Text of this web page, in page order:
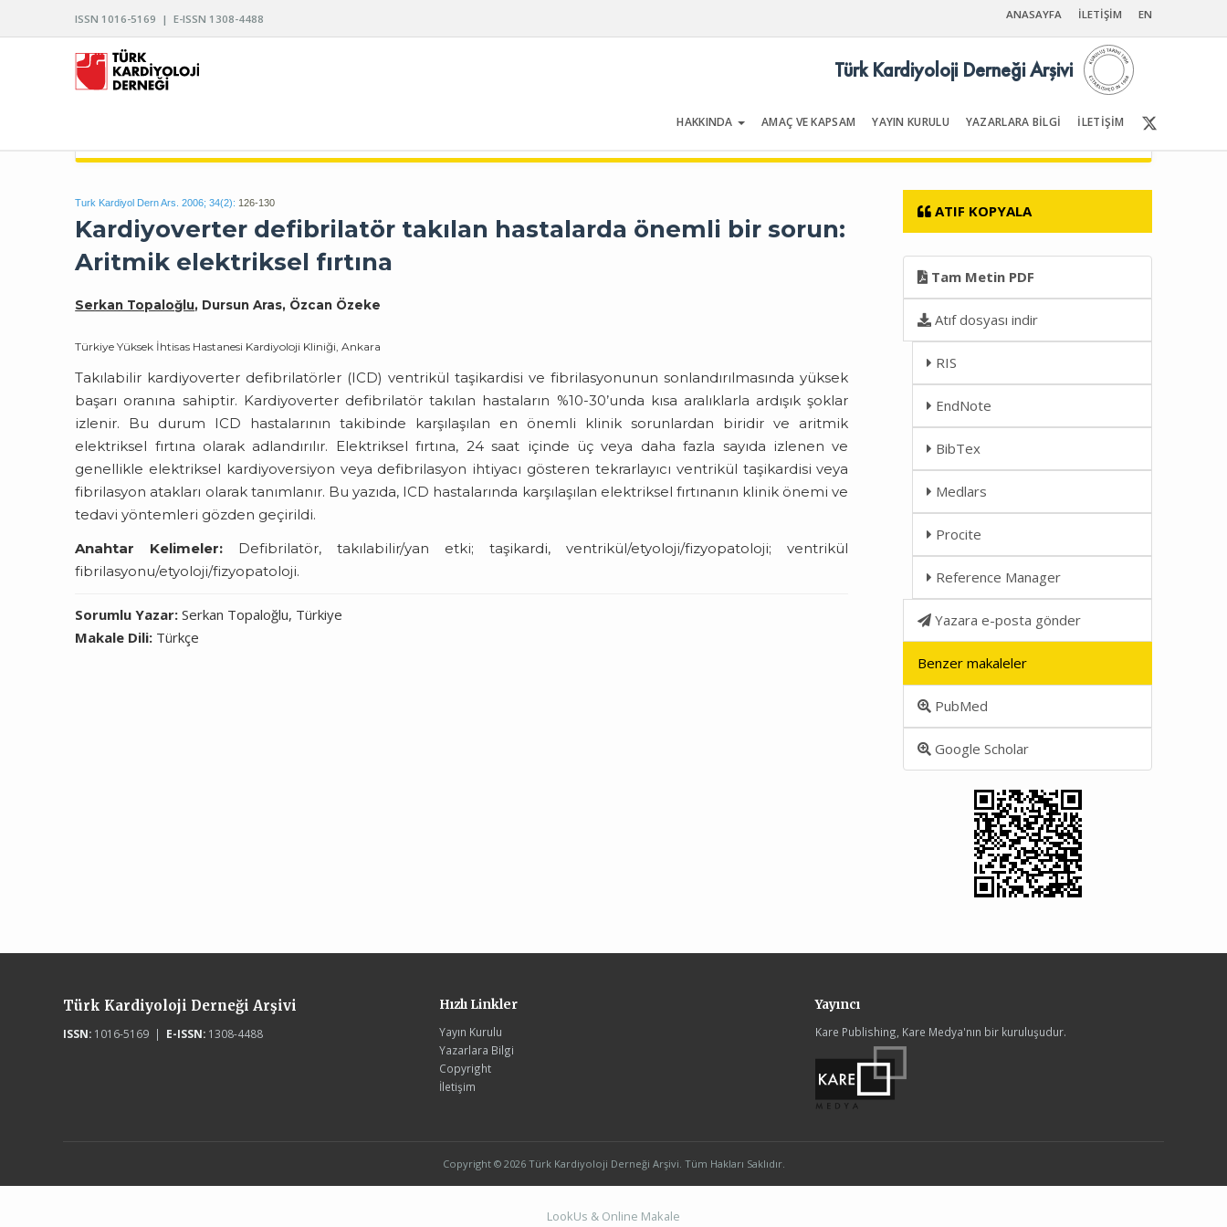
ISSN 1016-5169 | E-ISSN 1308-4488 ANASAYFA İLETİŞİM EN
HAKKINDA AMAÇ VE KAPSAM YAYIN KURULU YAZARLARA BİLGİ İLETİŞİM
Türk Kardiyoloji Derneği Arşivi
Turk Kardiyol Dern Ars. 2006; 34(2): 126-130
Kardiyoverter defibrilatör takılan hastalarda önemli bir sorun:
Aritmik elektriksel fırtına
Serkan Topaloğlu, Dursun Aras, Özcan Özeke
Türkiye Yüksek İhtisas Hastanesi Kardiyoloji Kliniği, Ankara
Takılabilir kardiyoverter defibrilatörler (ICD) ventrikül taşikardisi ve fibrilasyonunun sonlandırılmasında yüksek
başarı oranına sahiptir. Kardiyoverter defibrilatör takılan hastaların %10-30’unda kısa aralıklarla ardışık şoklar
izlenir. Bu durum ICD hastalarının takibinde karşılaşılan en önemli klinik sorunlardan biridir ve aritmik
elektriksel fırtına olarak adlandırılır. Elektriksel fırtına, 24 saat içinde üç veya daha fazla sayıda izlenen ve
genellikle elektriksel kardiyoversiyon veya defibrilasyon ihtiyacı gösteren tekrarlayıcı ventrikül taşikardisi veya
fibrilasyon atakları olarak tanımlanır. Bu yazıda, ICD hastalarında karşılaşılan elektriksel fırtınanın klinik önemi ve
tedavi yöntemleri gözden geçirildi.
Anahtar Kelimeler: Defibrilatör, takılabilir/yan etki; taşikardi, ventrikül/etyoloji/fizyopatoloji; ventrikül
fibrilasyonu/etyoloji/fizyopatoloji.
Sorumlu Yazar:Serkan Topaloğlu, Türkiye
Makale Dili: Türkçe
ATIF KOPYALA
Tam Metin PDF
Atıf dosyası indir
RIS
EndNote
BibTex
Medlars
Procite
Reference Manager
Yazara e-posta gönder
Benzer makaleler
PubMed
Google Scholar
Türk Kardiyoloji Derneği Arşivi
ISSN:1016-5169 | E-ISSN:1308-4488
Hızlı Linkler
Yayın Kurulu
Yazarlara Bilgi
Copyright
İletişim
Yayıncı
Kare Publishing, Kare Medya'nın bir kuruluşudur.
Copyright © 2026 Türk Kardiyoloji Derneği Arşivi. Tüm Hakları Saklıdır.
LookUs & Online Makale